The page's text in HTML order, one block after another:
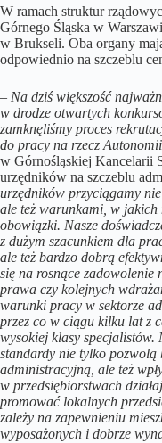
W ramach struktur
Górnego Śląska w
w Brukseli. Oba organy
odpowiednio na szczeblu
– Na dziś większość
w drodze otwartych
zamknęliśmy proces
do pracy na rzecz Autonomii
w Górnośląskiej Kancelarii
urzędników na szczeblu
urzędników przyciągamy
ale też warunkami, w
obowiązki. Nasze
z dużym szacunkiem dla
ale też bardzo dobrą
się na rosnące zadowolenie
prawa czy kolejnych
warunki pracy w sektorze
przez co w ciągu kilku lat z
wysokiej klasy specjalistów.
standardy nie tylko
administracyjną, ale też
w przedsiębiorstwach
promować lokalnych
zależy na zapewnieniu
wyposażonych i dobrze